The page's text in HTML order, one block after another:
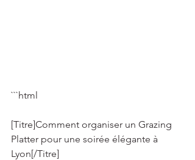
```html
[Titre]Comment organiser un Grazing
Platter pour une soirée élégante à
Lyon[/Titre]